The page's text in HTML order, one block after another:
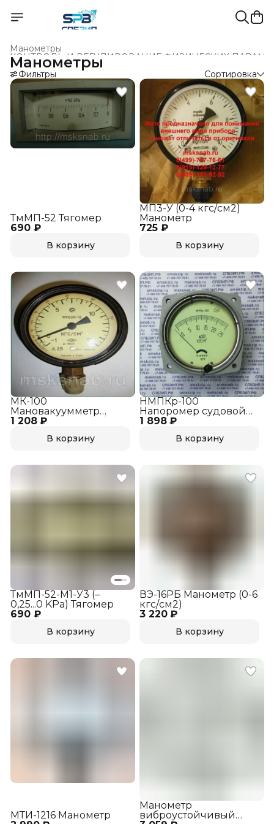
Манометры
КОНТРОЛЬ И РЕГУЛИРОВАНИЕ ФИЗИЧЕСКИХ
Главная ›
Манометры
Фильтры Сортировка
690 ₽
ТмМП-52 Тягомер
В корзину
725 ₽
МП3-У (0-4 кгс/см2)
Манометр
В корзину
1 208 ₽
МК-100
Мановакуумметр
фреон-12 (-1-15 кгс/см2)
В корзину
1 898 ₽
НМПКр-100
Напоромер судовой
(0-0,6 KPa)
В корзину
690 ₽
ТмМП-52-М1-У3 (–
0,25...0 KPa) Тягомер
В корзину
3 220 ₽
ВЭ-16РБ Манометр (0-6
кгс/см2)
В корзину
МТИ-1216 Манометр
Манометр
виброустойчивый